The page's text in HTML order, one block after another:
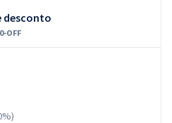
desconto
OFF